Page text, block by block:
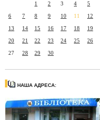
1 2 3 4 5
6 7 8 9 10 11 12
13 14 15 16 17 18 19
20 21 22 23 24 25 26
27 28 29 30
НАША АДРЕСА: